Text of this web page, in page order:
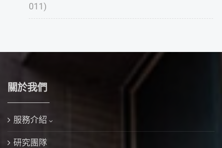
011)
關於我們
服務介紹
研究團隊